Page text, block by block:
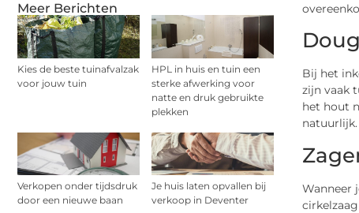
Meer Berichten
Kies de beste tuinafvalzak
voor jouw tuin
HPL in huis en tuin een
sterke afwerking voor
natte en druk gebruikte
plekken
Verkopen onder tijdsdruk
door een nieuwe baan
Je huis laten opvallen bij
verkoop in Deventer
Bij het
zijn vaak
het hout
Wanneer